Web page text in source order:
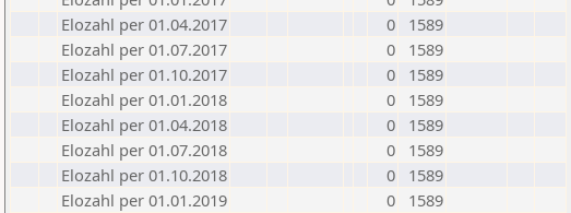
Elozahl per 01.04.2017
0
1589
Elozahl per 01.07.2017
0
1589
Elozahl per 01.10.2017
0
1589
Elozahl per 01.01.2018
0
1589
Elozahl per 01.04.2018
0
1589
Elozahl per 01.07.2018
0
1589
Elozahl per 01.10.2018
0
1589
Elozahl per 01.01.2019
0
1589